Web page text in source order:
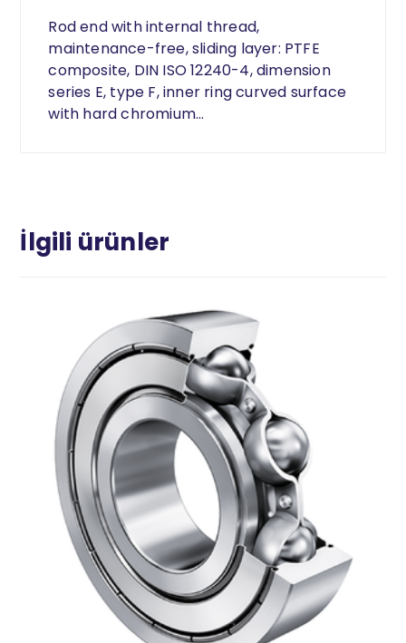
Rod end with internal thread,
maintenance-free, sliding layer: PTFE
composite, DIN ISO 12240-4, dimension
series E, type F, inner ring curved surface
with hard chromium…
İlgili ürünler